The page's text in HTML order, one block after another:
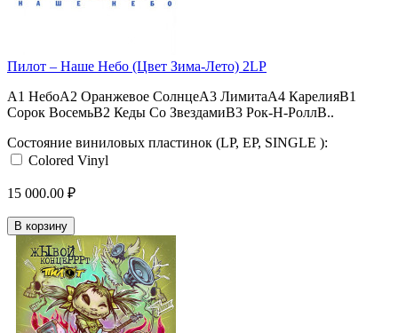
Пилот – Наше Небо (Цвет Зима-Лето) 2LP
A1 НебоA2 Оранжевое СолнцеA3 ЛимитаA4 КарелияB1
Сорок ВосемьB2 Кеды Со ЗвездамиB3 Рок-Н-РоллB..
Состояние виниловых пластинок (LP, EP, SINGLE ):
Colored Vinyl
15 000.00 ₽
В корзину